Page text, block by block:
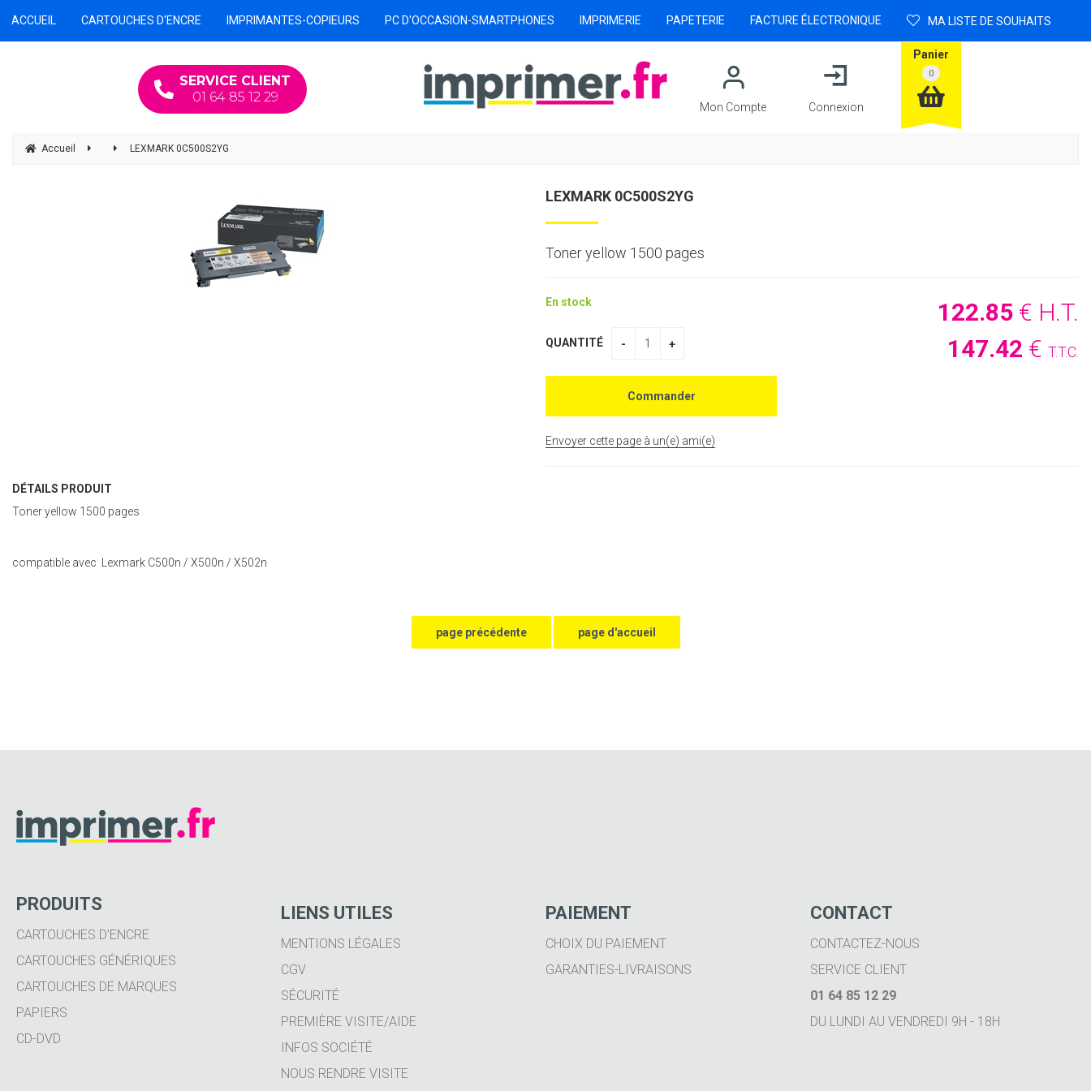
SERVICE CLIENT
01 64 85 12 29
Mon Compte Connexion
Panier
ACCUEIL CARTOUCHES D'ENCRE IMPRIMANTES-COPIEURS PC D'OCCASION-SMARTPHONES IMPRIMERIE PAPETERIE FACTURE ÉLECTRONIQUE MA LISTE DE SOUHAITS
Accueil LEXMARK 0C500S2YG
LEXMARK 0C500S2YG
Toner yellow 1500 pages
122.85 € H.T.
147.42 € T.T.C.
En stock
QUANTITÉ
Envoyer cette page à un(e) ami(e)
DÉTAILS PRODUIT
Toner yellow 1500 pages
compatible avec Lexmark C500n / X500n / X502n
PRODUITS
CARTOUCHES D'ENCRE
CARTOUCHES GÉNÉRIQUES
CARTOUCHES DE MARQUES
PAPIERS
CD-DVD
LIENS UTILES
MENTIONS LÉGALES
CGV
SÉCURITÉ
PREMIÈRE VISITE/AIDE
INFOS SOCIÉTÉ
NOUS RENDRE VISITE
PAIEMENT
CHOIX DU PAIEMENT
GARANTIES-LIVRAISONS
CONTACT
CONTACTEZ-NOUS
SERVICE CLIENT
01 64 85 12 29
DU LUNDI AU VENDREDI 9H - 18H